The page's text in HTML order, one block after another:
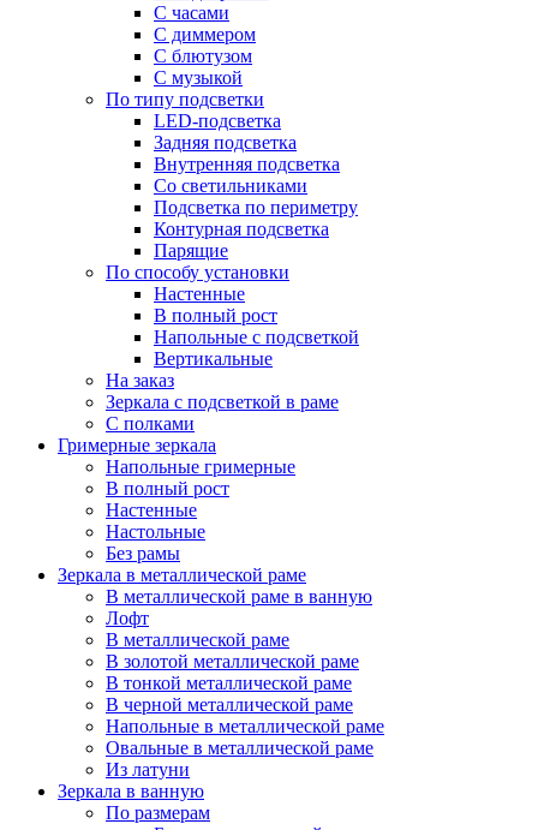
С часами
С диммером
С блютузом
С музыкой
По типу подсветки
LED-подсветка
Задняя подсветка
Внутренняя подсветка
Со светильниками
Подсветка по периметру
Контурная подсветка
Парящие
По способу установки
Настенные
В полный рост
Напольные с подсветкой
Вертикальные
На заказ
Зеркала с подсветкой в раме
С полками
Гримерные зеркала
Напольные гримерные
В полный рост
Настенные
Настольные
Без рамы
Зеркала в металлической раме
В металлической раме в ванную
Лофт
В металлической раме
В золотой металлической раме
В тонкой металлической раме
В черной металлической раме
Напольные в металлической раме
Овальные в металлической раме
Из латуни
Зеркала в ванную
По размерам